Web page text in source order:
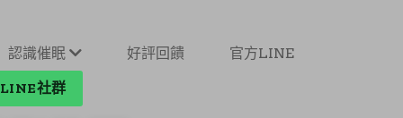
認識催眠 好評回饋 官方LINE
LINE社群